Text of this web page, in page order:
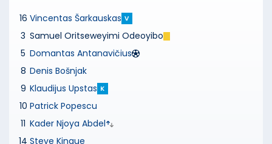
16 Vincentas Šarkauskas V
3 Samuel Oritseweyimi Odeoyibo
5 Domantas Antanavičius
8 Denis Bošnjak
9 Klaudijus Upstas K
10 Patrick Popescu
11 Kader Njoya Abdel
14 Steve Kingue